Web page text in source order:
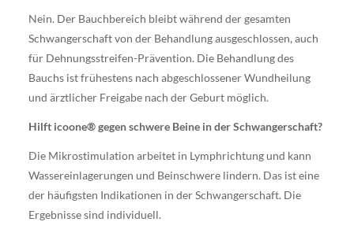
Nein. Der Bauchbereich bleibt während der gesamten
Schwangerschaft von der Behandlung ausgeschlossen, auch
für Dehnungsstreifen-Prävention. Die Behandlung des
Bauchs ist frühestens nach abgeschlossener Wundheilung
und ärztlicher Freigabe nach der Geburt möglich.
Hilft icoone® gegen schwere Beine in der Schwangerschaft?
Die Mikrostimulation arbeitet in Lymphrichtung und kann
Wassereinlagerungen und Beinschwere lindern. Das ist eine
der häufigsten Indikationen in der Schwangerschaft. Die
Ergebnisse sind individuell.